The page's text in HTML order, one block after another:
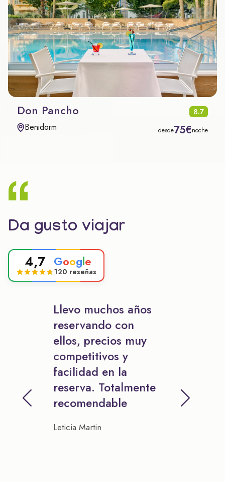
Don Pancho 8.7
Benidorm desde75€noche
Da gusto viajar
4,7 Google
120 reseñas
Llevo muchos años
reservando con
ellos, precios muy
competitivos y
facilidad en la
reserva. Totalmente
recomendable
Leticia Martin